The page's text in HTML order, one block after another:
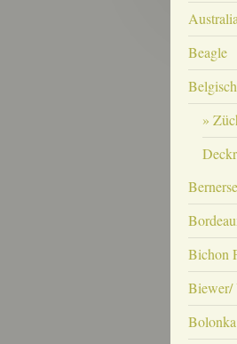
Beagle
Bichon
Biewer/